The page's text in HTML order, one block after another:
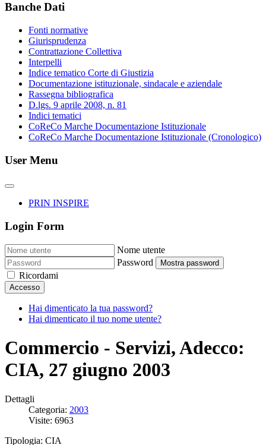
Banche Dati
Fonti normative
Giurisprudenza
Contrattazione Collettiva
Interpelli
Indice tematico Corte di Giustizia
Documentazione istituzionale, sindacale e aziendale
Rassegna bibliografica
D.lgs. 9 aprile 2008, n. 81
Indici tematici
CoReCo Marche Documentazione Istituzionale
CoReCo Marche Documentazione Istituzionale (Cronologico)
User Menu
PRIN INSPIRE
Login Form
Nome utente
Password
Mostra password
Ricordami
Accesso
Hai dimenticato la tua password?
Hai dimenticato il tuo nome utente?
Commercio - Servizi, Adecco:
CIA, 27 giugno 2003
Dettagli
Categoria: 2003
Visite: 6963
Tipologia: CIA